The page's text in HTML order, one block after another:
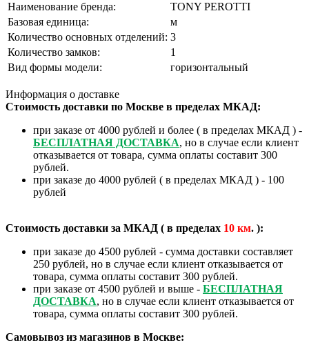
Наименование бренда:
TONY PEROTTI
Базовая единица:
м
Количество основных отделений: 3
Количество замков:
1
Вид формы модели:
горизонтальный
Информация о доставке
Стоимость доставки по Москве в пределах МКАД:
при заказе от 4000 рублей и более ( в пределах МКАД ) -
БЕСПЛАТНАЯ ДОСТАВКА, но в случае если клиент
отказывается от товара, сумма оплаты составит 300
рублей.
при заказе до 4000 рублей ( в пределах МКАД ) - 100
рублей
Стоимость доставки за МКАД ( в пределах 10 км. ):
при заказе до 4500 рублей - сумма доставки составляет
250 рублей, но в случае если клиент отказывается от
товара, сумма оплаты составит 300 рублей.
при заказе от 4500 рублей и выше - БЕСПЛАТНАЯ
ДОСТАВКА, но в случае если клиент отказывается от
товара, сумма оплаты составит 300 рублей.
Самовывоз из магазинов в Москве: